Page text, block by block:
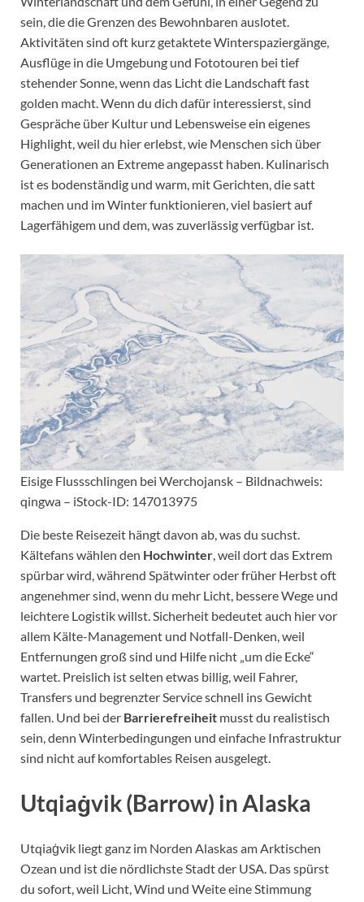
sein, die die Grenzen des Bewohnbaren auslotet.
Aktivitäten sind oft kurz getaktete Winterspaziergänge,
Ausflüge in die Umgebung und Fototouren bei tief
stehender Sonne, wenn das Licht die Landschaft fast
golden macht. Wenn du dich dafür interessierst, sind
Gespräche über Kultur und Lebensweise ein eigenes
Highlight, weil du hier erlebst, wie Menschen sich über
Generationen an Extreme angepasst haben. Kulinarisch
ist es bodenständig und warm, mit Gerichten, die satt
machen und im Winter funktionieren, viel basiert auf
Lagerfähigem und dem, was zuverlässig verfügbar ist.
Eisige Flussschlingen bei Werchojansk – Bildnachweis:
qingwa – iStock-ID: 147013975
Die beste Reisezeit hängt davon ab, was du suchst.
Kältefans wählen den Hochwinter , weil dort das Extrem
spürbar wird, während Spätwinter oder früher Herbst oft
angenehmer sind, wenn du mehr Licht, bessere Wege und
leichtere Logistik willst. Sicherheit bedeutet auch hier vor
allem Kälte-Management und Notfall-Denken, weil
Entfernungen groß sind und Hilfe nicht „um die Ecke“
wartet. Preislich ist selten etwas billig, weil Fahrer,
Transfers und begrenzter Service schnell ins Gewicht
fallen. Und bei der Barrierefreiheit musst du realistisch
sein, denn Winterbedingungen und einfache Infrastruktur
sind nicht auf komfortables Reisen ausgelegt.
Utqiaġvik (Barrow) in Alaska
Utqiaġvik liegt ganz im Norden Alaskas am Arktischen
Ozean und ist die nördlichste Stadt der USA. Das spürst
du sofort, weil Licht, Wind und Weite eine Stimmung